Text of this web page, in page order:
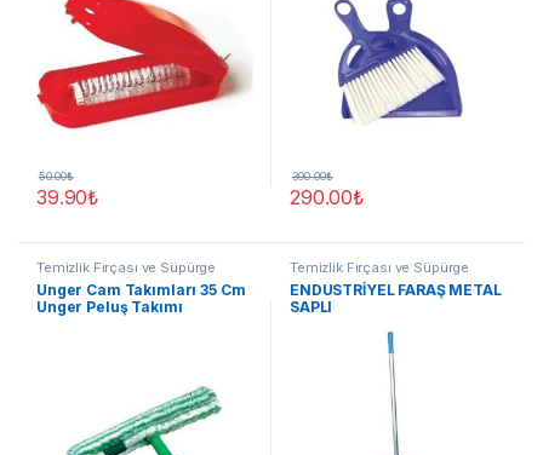
39.90₺
50.00₺
290.00₺
390.00₺
Temizlik Fırçası ve Süpürge
Unger Cam Takımları 35 Cm
Unger Peluş Takımı
Temizlik Fırçası ve Süpürge
ENDÜSTRİYEL FARAŞ METAL
SAPLI